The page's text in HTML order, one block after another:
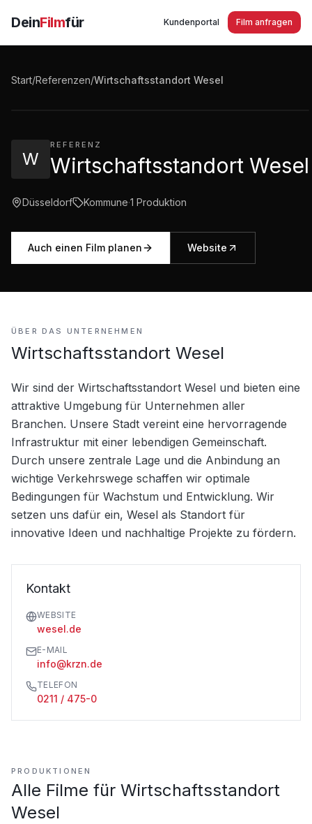
DeinFilmfür Kundenportal Film anfragen
Start/Referenzen/Wirtschaftsstandort Wesel
W
REFERENZ
Wirtschaftsstandort Wesel
Düsseldorf Kommune·1 Produktion
Auch einen Film planen Website
2018
ÜBER DAS UNTERNEHMEN
Wirtschaftsstandort Wesel
Wir sind der Wirtschaftsstandort Wesel und bieten eine
attraktive Umgebung für Unternehmen aller
Branchen. Unsere Stadt vereint eine hervorragende
Infrastruktur mit einer lebendigen Gemeinschaft.
Durch unsere zentrale Lage und die Anbindung an
wichtige Verkehrswege schaffen wir optimale
Bedingungen für Wachstum und Entwicklung. Wir
setzen uns dafür ein, Wesel als Standort für
innovative Ideen und nachhaltige Projekte zu fördern.
Kontakt
WEBSITE
wesel.de
E-MAIL
info@krzn.de
TELEFON
0211 / 475-0
PRODUKTIONEN
Alle Filme für Wirtschaftsstandort
Wesel